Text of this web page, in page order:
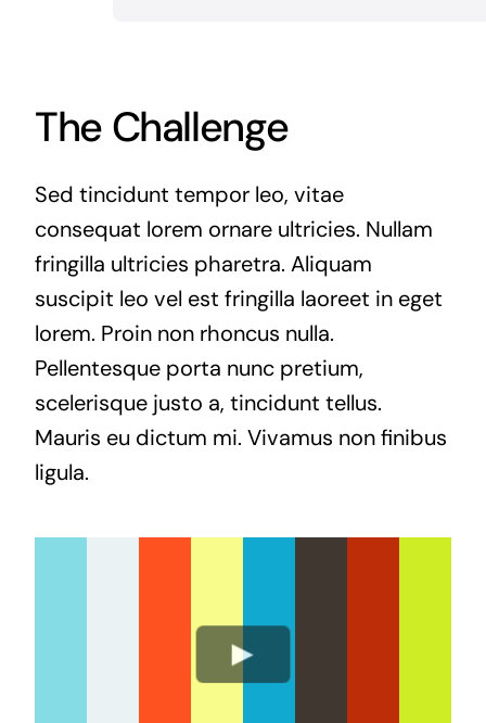
The Challenge
Sed tincidunt tempor leo, vitae
consequat lorem ornare ultricies. Nullam
fringilla ultricies pharetra. Aliquam
suscipit leo vel est fringilla laoreet in eget
lorem. Proin non rhoncus nulla.
Pellentesque porta nunc pretium,
scelerisque justo a, tincidunt tellus.
Mauris eu dictum mi. Vivamus non finibus
ligula.